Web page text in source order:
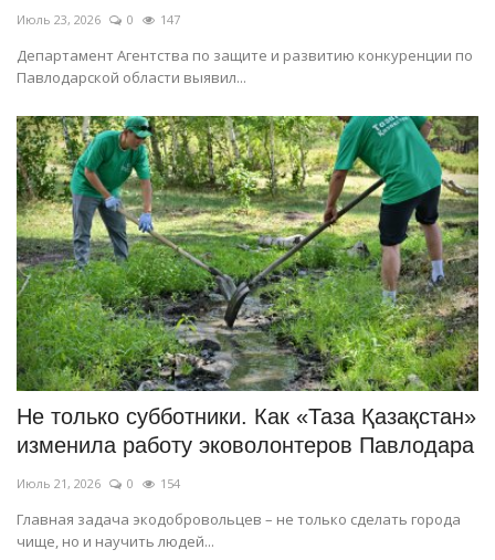
Июль 23, 2026 0 147
Департамент Агентства по защите и развитию конкуренции по
Павлодарской области выявил...
Не только субботники. Как «Таза Қазақстан»
изменила работу эковолонтеров Павлодара
Июль 21, 2026 0 154
Главная задача экодобровольцев – не только сделать города
чище, но и научить людей...